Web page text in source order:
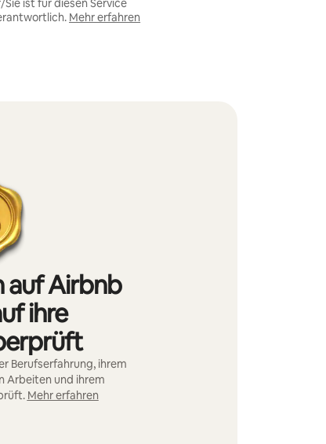
Sie ist für diesen Service
Mehr erfahren
auf Airbnb
ihre
Berufserfahrung, ihrem
Arbeiten und ihrem
Mehr erfahren